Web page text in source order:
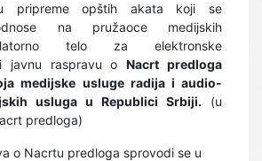
pripreme opštih akata koji se
na pružaoce medijskih
telo za elektronske
javnu raspravu oNacrt predloga
medijske usluge radija i audio-
usluga u Republici Srbiji. (u
predloga)
o Nacrtu predloga sprovodi se u